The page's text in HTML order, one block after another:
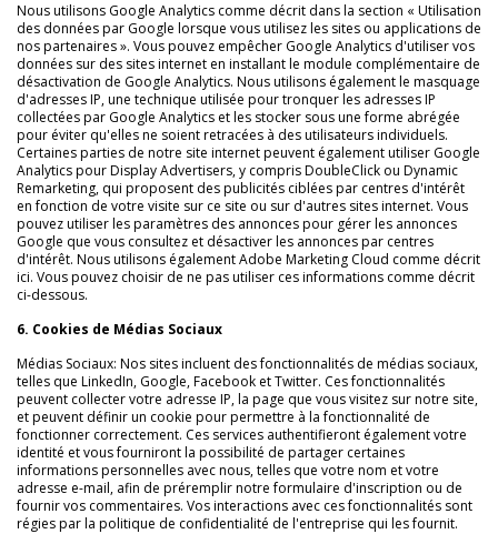
Nous utilisons Google Analytics comme décrit dans la section « Utilisation
des données par Google lorsque vous utilisez les sites ou applications de
nos partenaires ». Vous pouvez empêcher Google Analytics d'utiliser vos
données sur des sites internet en installant le module complémentaire de
désactivation de Google Analytics. Nous utilisons également le masquage
d'adresses IP, une technique utilisée pour tronquer les adresses IP
collectées par Google Analytics et les stocker sous une forme abrégée
pour éviter qu'elles ne soient retracées à des utilisateurs individuels.
Certaines parties de notre site internet peuvent également utiliser Google
Analytics pour Display Advertisers, y compris DoubleClick ou Dynamic
Remarketing, qui proposent des publicités ciblées par centres d'intérêt
en fonction de votre visite sur ce site ou sur d'autres sites internet. Vous
pouvez utiliser les paramètres des annonces pour gérer les annonces
Google que vous consultez et désactiver les annonces par centres
d'intérêt. Nous utilisons également Adobe Marketing Cloud comme décrit
ici. Vous pouvez choisir de ne pas utiliser ces informations comme décrit
ci-dessous.
6. Cookies de Médias Sociaux
Médias Sociaux: Nos sites incluent des fonctionnalités de médias sociaux,
telles que LinkedIn, Google, Facebook et Twitter. Ces fonctionnalités
peuvent collecter votre adresse IP, la page que vous visitez sur notre site,
et peuvent définir un cookie pour permettre à la fonctionnalité de
fonctionner correctement. Ces services authentifieront également votre
identité et vous fourniront la possibilité de partager certaines
informations personnelles avec nous, telles que votre nom et votre
adresse e-mail, afin de préremplir notre formulaire d'inscription ou de
fournir vos commentaires. Vos interactions avec ces fonctionnalités sont
régies par la politique de confidentialité de l'entreprise qui les fournit.